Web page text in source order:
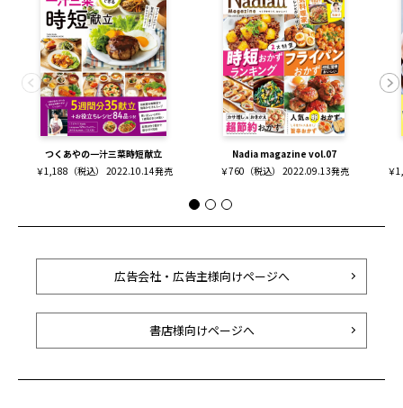
つくあやの一汁三菜時短献立
￥1,188（税込） 2022.10.14発売
Nadia magazine vol.07
￥760（税込） 2022.09.13発売
￥
広告会社・広告主様向けページへ
書店様向けページへ